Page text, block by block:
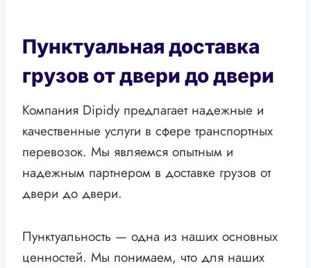
Пунктуальная доставка
грузов от двери до двери
Компания Dipidy предлагает надежные и
качественные услуги в сфере транспортных
перевозок. Мы являемся опытным и
надежным партнером в доставке грузов от
двери до двери.
Пунктуальность — одна из наших основных
ценностей. Мы понимаем, что для наших